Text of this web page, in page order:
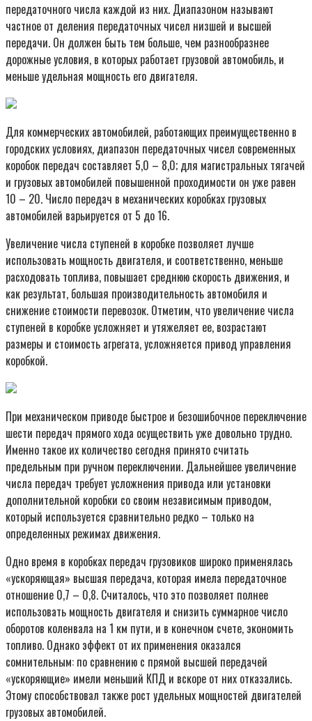
передаточного числа каждой из них. Диапазоном называют
частное от деления передаточных чисел низшей и высшей
передачи. Он должен быть тем больше, чем разнообразнее
дорожные условия, в которых работает грузовой автомобиль, и
меньше удельная мощность его двигателя.
Для коммерческих автомобилей, работающих преимущественно в
городских условиях, диапазон передаточных чисел современных
коробок передач составляет 5,0 – 8,0; для магистральных тягачей
и грузовых автомобилей повышенной проходимости он уже равен
10 – 20. Число передач в механических коробках грузовых
автомобилей варьируется от 5 до 16.
Увеличение числа ступеней в коробке позволяет лучше
использовать мощность двигателя, и соответственно, меньше
расходовать топлива, повышает среднюю скорость движения, и
как результат, большая производительность автомобиля и
снижение стоимости перевозок. Отметим, что увеличение числа
ступеней в коробке усложняет и утяжеляет ее, возрастают
размеры и стоимость агрегата, усложняется привод управления
коробкой.
При механическом приводе быстрое и безошибочное переключение
шести передач прямого хода осуществить уже довольно трудно.
Именно такое их количество сегодня принято считать
предельным при ручном переключении. Дальнейшее увеличение
числа передач требует усложнения привода или установки
дополнительной коробки со своим независимым приводом,
который используется сравнительно редко – только на
определенных режимах движения.
Одно время в коробках передач грузовиков широко применялась
«ускоряющая» высшая передача, которая имела передаточное
отношение 0,7 – 0,8. Считалось, что это позволяет полнее
использовать мощность двигателя и снизить суммарное число
оборотов коленвала на 1 км пути, и в конечном счете, экономить
топливо. Однако эффект от их применения оказался
сомнительным: по сравнению с прямой высшей передачей
«ускоряющие» имели меньший КПД и вскоре от них отказались.
Этому способствовал также рост удельных мощностей двигателей
грузовых автомобилей.